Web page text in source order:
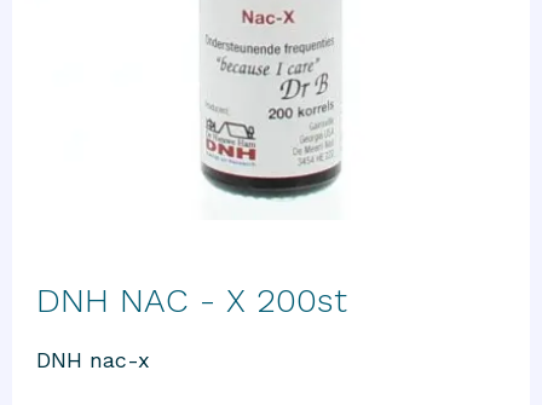
DNH NAC - X 200st
DNH nac-x